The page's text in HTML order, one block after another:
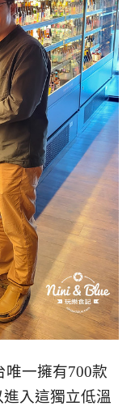
唯一擁有700款
入這獨立低溫